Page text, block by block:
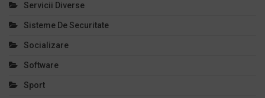
Servicii Diverse
Sisteme De Securitate
Socializare
Software
Sport